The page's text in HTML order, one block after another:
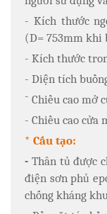
- Kích thước
(D= 753mm khi
- Kích thước
- Diện tích
- Chiều cao mở
- Chiều cao cửa
* Cấu tạo:
- Thân tủ được
điện sơn phủ
chống kháng